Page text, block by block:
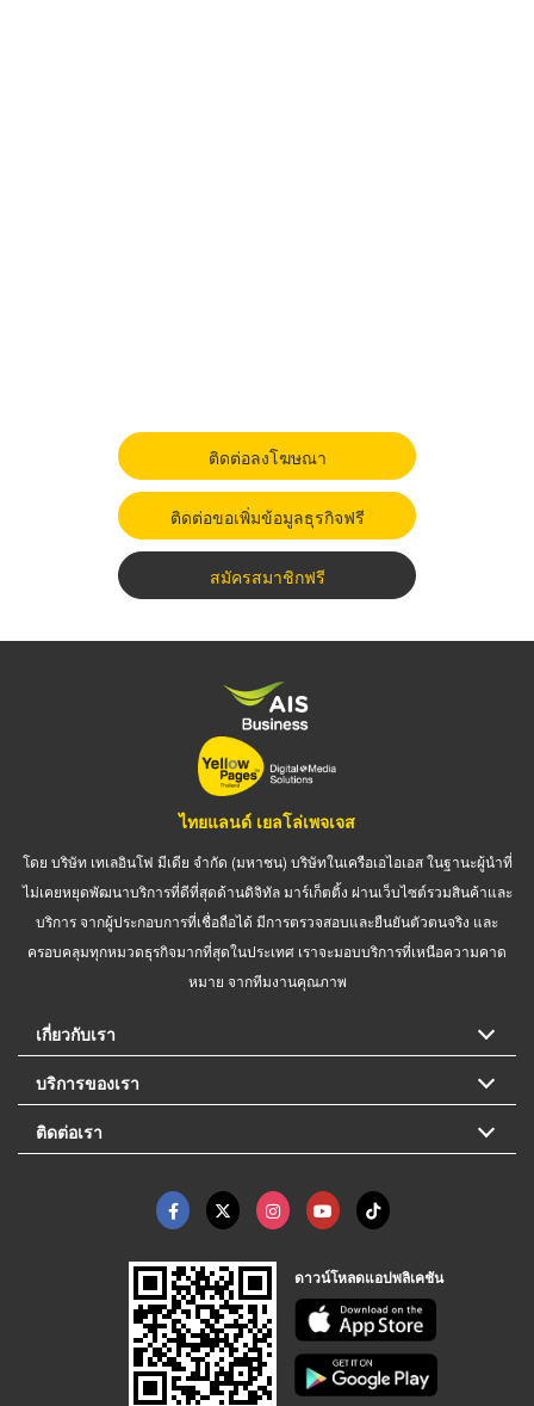
ติดต่อลงโฆษณา
ติดต่อขอเพิ่มข้อมูลธุรกิจฟรี
สมัครสมาชิกฟรี
ไทยแลนด์ เยลโล่เพจเจส
โดย บริษัท เทเลอินโฟ มีเดีย จำกัด (มหาชน) บริษัทในเครือเอไอเอส ในฐานะผู้นำที่
ไม่เคยหยุดพัฒนาบริการที่ดีที่สุดด้านดิจิทัล มาร์เก็ตติ้ง ผ่านเว็บไซต์รวมสินค้าและ
บริการ จากผู้ประกอบการที่เชื่อถือได้ มีการตรวจสอบและยืนยันตัวตนจริง และ
ครอบคลุมทุกหมวดธุรกิจมากที่สุดในประเทศ เราจะมอบบริการที่เหนือความคาด
หมาย จากทีมงานคุณภาพ
เกี่ยวกับเรา
บริการของเรา
ติดต่อเรา
ดาวน์โหลดแอปพลิเคชัน